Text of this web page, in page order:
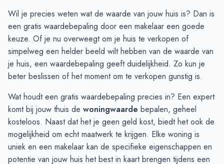
April
€ 554.000 € 530.286
Mei
€ 735.500 € 521.607
Juni
€ 779.333 € 455.715
Wil je precies weten wat de waarde van jouw huis is? Dan is
een gratis waardebepaling door een makelaar een goede
keuze. Of je nu overweegt om je huis te verkopen of
simpelweg een helder beeld wilt hebben van de waarde van
je huis, een waardebepaling geeft duidelijkheid. Zo kun je
beter beslissen of het moment om te verkopen gunstig is.
Wat houdt een gratis waardebepaling precies in? Een expert
komt bij jouw thuis de woningwaarde bepalen, geheel
kosteloos. Naast dat het je geen geld kost, biedt het ook de
mogelijkheid om echt maatwerk te krijgen. Elke woning is
uniek en een makelaar kan de specifieke eigenschappen en
potentie van jouw huis het best in kaart brengen tijdens een